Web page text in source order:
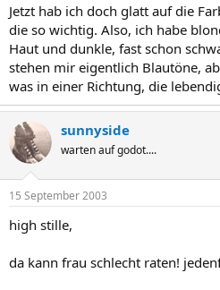
Jetzt hab ich doch glatt auf die
die so wichtig. Also, ich habe
Haut und dunkle, fast schon
stehen mir eigentlich Blautöne,
was in einer Richtung, die
sunnyside
warten auf godot....
15 September 2003
high stille,
da kann frau schlecht raten!